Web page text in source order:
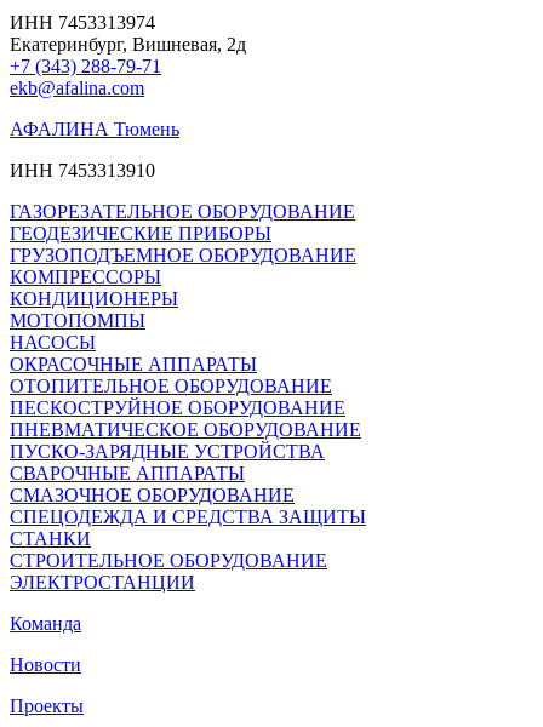
ИНН 7453313974
Екатеринбург, Вишневая, 2д
+7 (343) 288-79-71
ekb@afalina.com
АФАЛИНА Тюмень
ИНН 7453313910
ГАЗОРЕЗАТЕЛЬНОЕ ОБОРУДОВАНИЕ
ГЕОДЕЗИЧЕСКИЕ ПРИБОРЫ
ГРУЗОПОДЪЕМНОЕ ОБОРУДОВАНИЕ
КОМПРЕССОРЫ
КОНДИЦИОНЕРЫ
МОТОПОМПЫ
НАСОСЫ
ОКРАСОЧНЫЕ АППАРАТЫ
ОТОПИТЕЛЬНОЕ ОБОРУДОВАНИЕ
ПЕСКОСТРУЙНОЕ ОБОРУДОВАНИЕ
ПНЕВМАТИЧЕСКОЕ ОБОРУДОВАНИЕ
ПУСКО-ЗАРЯДНЫЕ УСТРОЙСТВА
СВАРОЧНЫЕ АППАРАТЫ
СМАЗОЧНОЕ ОБОРУДОВАНИЕ
СПЕЦОДЕЖДА И СРЕДСТВА ЗАЩИТЫ
СТАНКИ
СТРОИТЕЛЬНОЕ ОБОРУДОВАНИЕ
ЭЛЕКТРОСТАНЦИИ
Команда
Новости
Проекты